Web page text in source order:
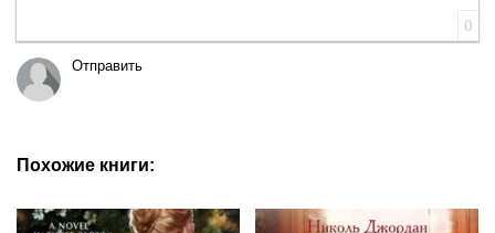
0
Отправить
Похожие книги: